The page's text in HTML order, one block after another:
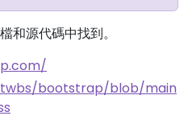
和源代碼中找到。
bootstrap/blob/main